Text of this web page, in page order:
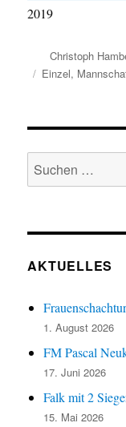
2019
Autor
Christoph
Kategorien
Einzel,
Suchen
nach:
AKTUELLES
1. August 2026
FM Pascal
17. Juni 2026
Falk mit 2
15. Mai 2026